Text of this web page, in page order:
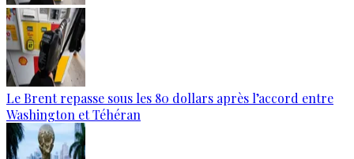
Le Brent repasse sous les 80 dollars après l’accord entre
Washington et Téhéran